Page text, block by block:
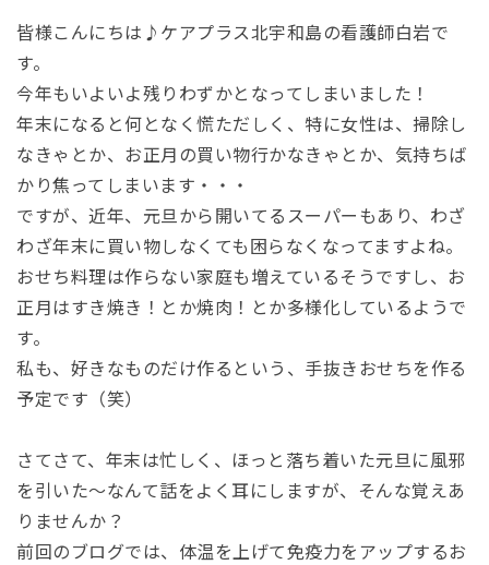
お問い合わせ
皆様こんにちは♪ケアプラス北宇和島の看護師白岩で
す。
今年もいよいよ残りわずかとなってしまいました！
年末になると何となく慌ただしく、特に女性は、掃除し
なきゃとか、お正月の買い物行かなきゃとか、気持ちば
かり焦ってしまいます・・・
ですが、近年、元旦から開いてるスーパーもあり、わざ
わざ年末に買い物しなくても困らなくなってますよね。
おせち料理は作らない家庭も増えているそうですし、お
正月はすき焼き！とか焼肉！とか多様化しているようで
す。
私も、好きなものだけ作るという、手抜きおせちを作る
予定です（笑）
さてさて、年末は忙しく、ほっと落ち着いた元旦に風邪
を引いた～なんて話をよく耳にしますが、そんな覚えあ
りませんか？
前回のブログでは、体温を上げて免疫力をアップするお